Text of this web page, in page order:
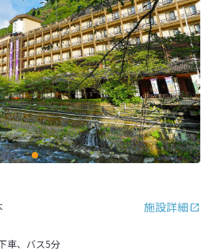
施設詳細
車、バス5分